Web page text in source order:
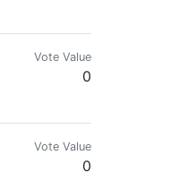
Vote Value
0
Vote Value
0